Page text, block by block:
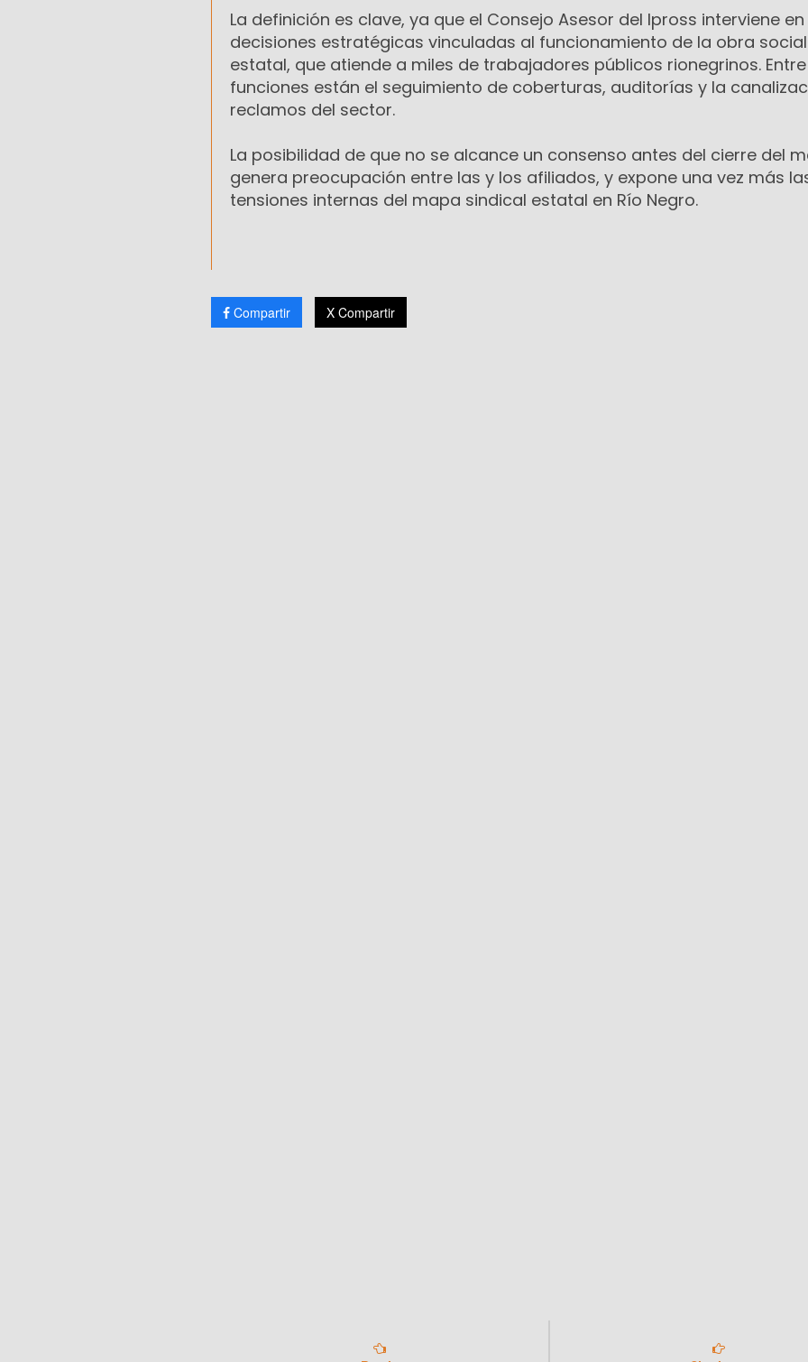
La definición es clave, ya que el Consejo Asesor del Ipross interviene en
decisiones estratégicas vinculadas al funcionamiento de la obra social
estatal, que atiende a miles de trabajadores públicos rionegrinos.
funciones están el seguimiento de coberturas, auditorías y la
reclamos del sector.
La posibilidad de que no se alcance un consenso antes del cierre del
genera preocupación entre las y los afiliados, y expone una vez más
tensiones internas del mapa sindical estatal en Río Negro.
Compartir X Compartir